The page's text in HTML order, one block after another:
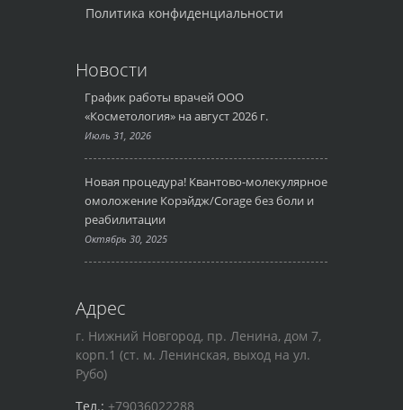
Политика конфиденциальности
Новости
График работы врачей ООО
«Косметология» на август 2026 г.
Июль 31, 2026
Новая процедура! Квантово-молекулярное
омоложение Корэйдж/Corage без боли и
реабилитации
Октябрь 30, 2025
Адрес
г. Нижний Новгород, пр. Ленина, дом 7,
корп.1 (ст. м. Ленинская, выход на ул.
Рубо)
Тел.: +79036022288